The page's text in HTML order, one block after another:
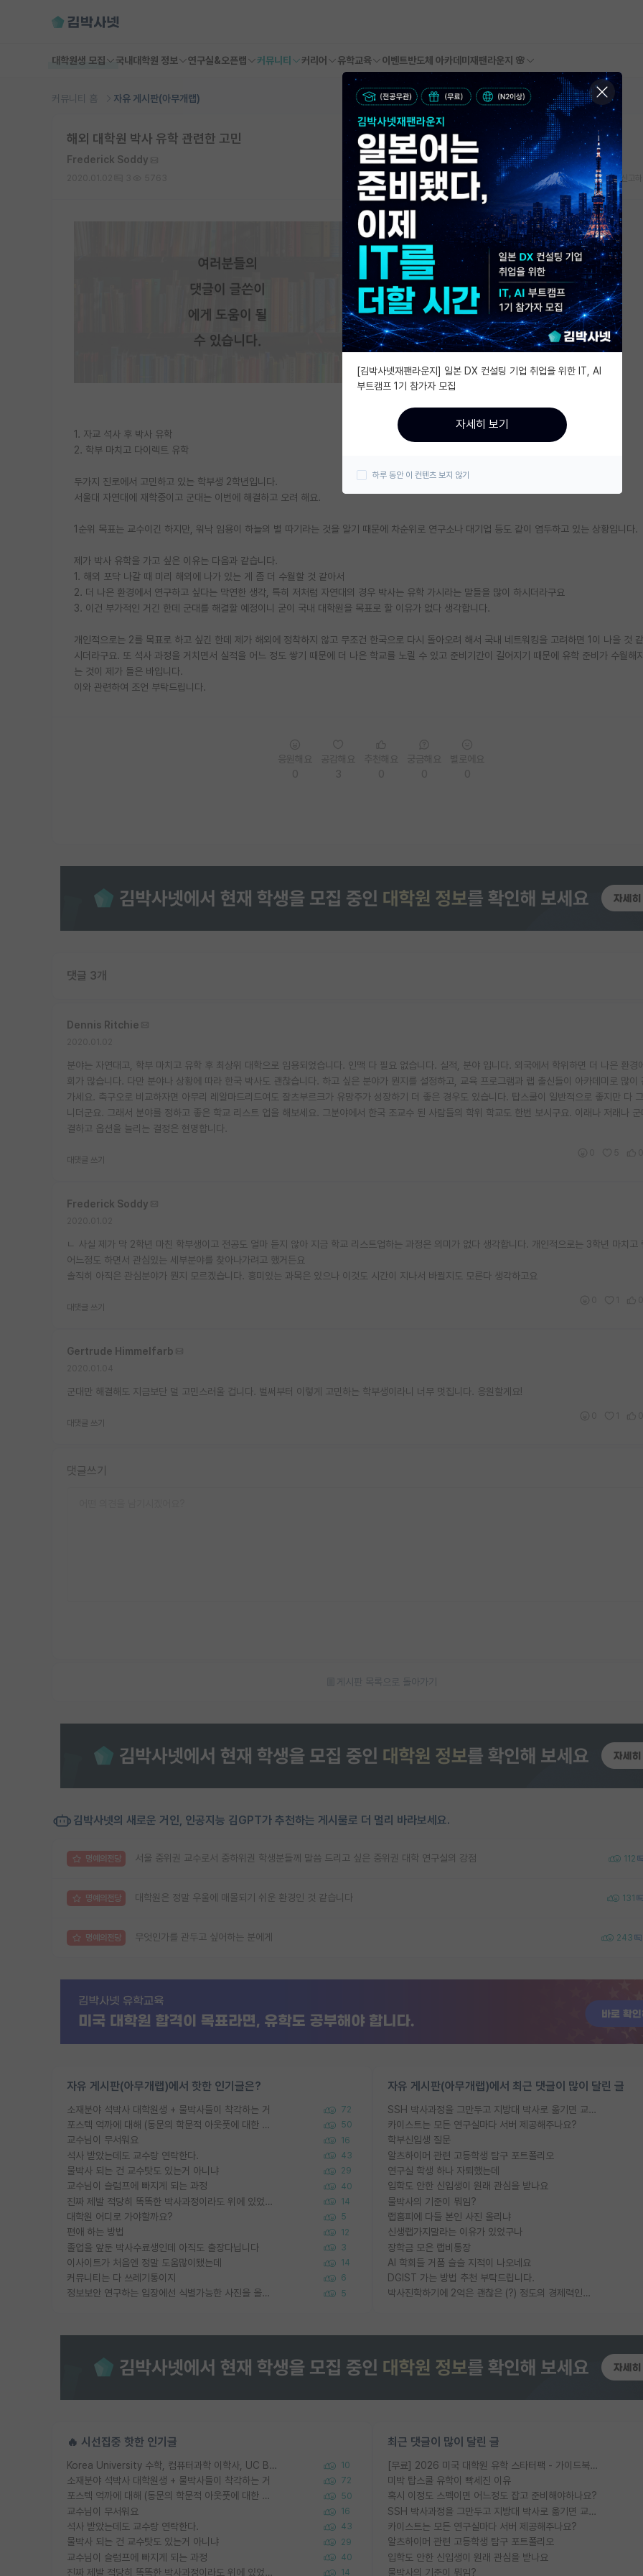
대학원생 모집 국내대학원 정보 연구실&오픈랩 커뮤니티 커리어 유학교육 이벤트반도체 아카데미 재팬라운지 🌸
커뮤니티 홈 자유 게시판(아무개랩)
해외 대학원 박사 유학 관련한 고민
Frederick Soddy
스크랩 신고하
1. 자교 석사 후 박사 유학
2. 학부 마치고 다이렉트 유학
두가지 진로에서 고민하고 있는 학부생 2학년입니다.
서울대 자연대에 재학중이고 군대는 이번에 해결하고 오려 해요.
1순위 목표는 교수이긴 하지만, 워낙 임용이 하늘의 별 따기라는 것을 알기 때문에 차순위로 연구소나 대기업 등도 같이 염두하고 있는 상황입니다.
제가 박사 유학을 가고 싶은 이유는 다음과 같습니다.
1. 해외 포닥 나갈 때 미리 해외에 나가 있는 게 좀 더 수월할 것 같아서
2. 더 나은 환경에서 연구하고 싶다는 막연한 생각, 특히 저처럼 자연대의 경우 박사는 유학 가시라는 말들을 많이 하시더라구요
3. 이건 부가적인 거긴 한데 군대를 해결할 예정이니 굳이 국내 대학원을 목표로 할 이유가 없다 생각합니다.
개인적으로는 2를 목표로 하고 싶긴 한데 제가 해외에 정착하지 않고 무조건 한국으로 다시 돌아오려 해서 국내 네트워킹을 고려하면 1이 나을 것
시더라구요. 또 석사 과정을 거치면서 실적을 어느 정도 쌓기 때문에 더 나은 학교를 노릴 수 있고 준비기간이 길어지기 때문에 유학 준비가 수월해
는 것이 제가 들은 바입니다.
이와 관련하여 조언 부탁드립니다.
댓글 3개
Dennis Ritchie
분야는 자연대고, 학부 마치고 유학 후 최상위 대학으로 임용되었습니다. 인맥 다 필요 없습니다. 실적, 분야 입니다. 외국에서 학위하면 더 나은 환경
회가 많습니다. 다만 분야나 상황에 따라 한국 박사도 괜찮습니다. 하고 싶은 분야가 뭔지를 설정하고, 교육 프로그램과 랩 출신들이 아카데미로 많이
가세요. 축구오로 비교하자면 아무리 레알마드리드여도 잘츠부르크가 유망주가 성장하기 더 좋은 경우도 있습니다. 탑스쿨이 일반적으로 좋지만 다
니더군요. 그래서 분야를 정하고 좋은 학교 리스트 업을 해보세요. 그분야에서 한국 조교수 된 사람들의 학위 학교도 한번 보시구요. 이래나 저래나 군
결하고 옵션을 늘리는 결정은 현명합니다.
대댓글 쓰기
Frederick Soddy
ㄴ 사실 제가 막 2학년 마친 학부생이고 전공도 얼마 듣지 않아 지금 학교 리스트업하는 과정은 의미가 없다 생각합니다. 개인적으로는 3학년 마치고
어느정도 하면서 관심있는 세부분야를 찾아나가려고 했거든요
솔직히 아직은 관심분야가 뭔지 모르겠습니다. 흥미있는 과목은 있으나 이것도 시간이 지나서 바뀔지도 모른다 생각하고요
대댓글 쓰기
Gertrude Himmelfarb
군대만 해결해도 지금보단 덜 고민스러울 겁니다. 벌써부터 이렇게 고민하는 학부생이라니 너무 멋집니다. 응원할게요!
대댓글 쓰기
댓글쓰기
게시판 목록으로 돌아가기
김박사넷의 새로운 거인, 인공지능 김GPT가 추천하는 게시물로 더 멀리 바라보세요.
명예의전당 서울 중위권 교수로서 중하위권 학생분들께 말씀 드리고 싶은 중위권 대학 연구실의 강점 112
명예의전당 대학원은 정말 우울에 매몰되기 쉬운 환경인 것 같습니다 131
명예의전당 무엇인가를 관두고 싶어하는 분에게 243
자유 게시판(아무개랩)에서 핫한 인기글은?
소재분야 석박사 대학원생 + 물박사들이 착각하는 거 72
포스텍 억까에 대해 (동문의 학문적 아웃풋에 대한 반박) 50
교수님이 무서워요 16
석사 받았는데도 교수랑 연락한다. 43
물박사 되는 건 교수탓도 있는거 아니냐 29
교수님이 슬럼프에 빠지게 되는 과정 40
진짜 제발 적당히 똑똑한 박사과정이라도 위에 있었으면.. 14
대학원 어디로 가야할까요? 5
편애 하는 방법 12
졸업을 앞둔 박사수료생인데 아직도 출장다닙니다 3
이사이트가 처음엔 정말 도움많이됐는데 14
커뮤니티는 다 쓰레기통이지 6
정보보안 연구하는 입장에선 식별가능한 사진을 올리는건 비추이긴함 5
자유 게시판(아무개랩)에서 최근 댓글이 많이 달린 글
SSH 박사과정을 그만두고 지방대 박사로 옮기면 교수의 꿈은 끝일까요?
카이스트는 모든 연구실마다 서버 제공해주나요?
학부신입생 질문
알츠하이머 관련 고등학생 탐구 포트폴리오
연구실 학생 하나 자퇴했는데
입학도 안한 신입생이 원래 관심을 받나요
물박사의 기준이 뭐임?
랩홈피에 다들 본인 사진 올리냐
신생랩가지말라는 이유가 있었구나
장학금 모은 랩비통장
AI 학회들 거품 슬슬 지적이 나오네요
DGIST 가는 방법 추천 부탁드립니다.
박사진학하기에 2억은 괜찮은 (?) 정도의 경제력인가요
🔥 시선집중 핫한 인기글
Korea University 수학, 컴퓨터과학 이학사, UC Berkeley 산업공학 대학원 공학박사가 되는 것은 쉽지 않겠죠? 10
소재분야 석박사 대학원생 + 물박사들이 착각하는 거 72
포스텍 억까에 대해 (동문의 학문적 아웃풋에 대한 반박) 50
교수님이 무서워요 16
석사 받았는데도 교수랑 연락한다. 43
물박사 되는 건 교수탓도 있는거 아니냐 29
교수님이 슬럼프에 빠지게 되는 과정 40
진짜 제발 적당히 똑똑한 박사과정이라도 위에 있었으면.. 14
최근 댓글이 많이 달린 글
[무료] 2026 미국 대학원 유학 스타터팩 - 가이드북 & 합격자 컨택메일 템플릿
미박 탑스쿨 유학이 빡세진 이유
혹시 이정도 스펙이면 어느정도 잡고 준비해야하나요?
SSH 박사과정을 그만두고 지방대 박사로 옮기면 교수의 꿈은 끝일까요?
카이스트는 모든 연구실마다 서버 제공해주나요?
알츠하이머 관련 고등학생 탐구 포트폴리오
입학도 안한 신입생이 원래 관심을 받나요
물박사의 기준이 뭐임?
[김박사넷재팬라운지] 일본 DX 컨설팅 기업 취업을 위한 IT, AI
부트캠프 1기 참가자 모집
자세히 보기
하루 동안 이 컨텐츠 보지 않기